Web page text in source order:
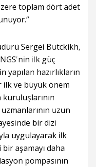
toplam dört adet
Sergei Butckikh,
ilk güç
yapılan hazırlıkların
ilk ve büyük önem
kuruluşlarının
uzun
bir dizi
uygulayarak ilk
aşamayı daha
pompasının